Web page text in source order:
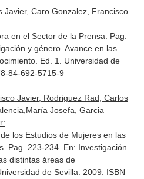
Javier, Caro Gonzalez, Francisco
en el Sector de la Prensa. Pag.
y género. Avance en las
. Ed. 1. Universidad de
84-692-5715-9
Javier, Rodriguez Rad, Carlos
Josefa, Garcia
los Estudios de Mujeres en las
Pag. 223-234. En: Investigación
distintas áreas de
de Sevilla. 2009. ISBN